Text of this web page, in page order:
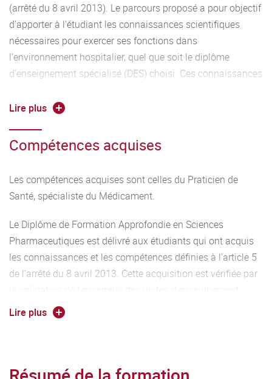
(arrêté du 8 avril 2013). Le parcours proposé a pour objectif
d’apporter à l’étudiant les connaissances scientifiques
nécessaires pour exercer ses fonctions dans
l’environnement hospitalier, quel que soit le diplôme
d’enseignement spécialisé (DES) choisi. Ces connaissances
sont bâtis les enseignements spécifiques de chacun des
de biologie médicale ou dans les Pharmacies à Usage
Intérieur (PUI), la formation par la recherche est prioritaire
connaissances sur l’environnement réglementaire, sur
l’environnement législatif, sur les exigences liées à la
certification des établissements de santé et sur le rôle de
l’hôpital public.
Lire plus
Compétences acquises
Les compétences acquises sont celles du Praticien de
Santé, spécialiste du Médicament.
Le Diplôme de Formation Approfondie en Sciences
Pharmaceutiques est délivré aux étudiants qui ont acquis
les connaissances et les compétences définies à l'article 5
de l’arrêté du 8 avril 2013. Cette acquisition est vérifiée par
permettant d'acquérir les 120 crédits européens
correspondants et par la validation du certificat de
Lire plus